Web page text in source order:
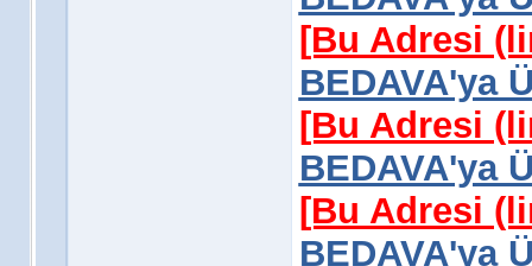
[Bu Adresi
BEDAVA'ya
[Bu Adresi
BEDAVA'ya
[Bu Adresi
BEDAVA'ya